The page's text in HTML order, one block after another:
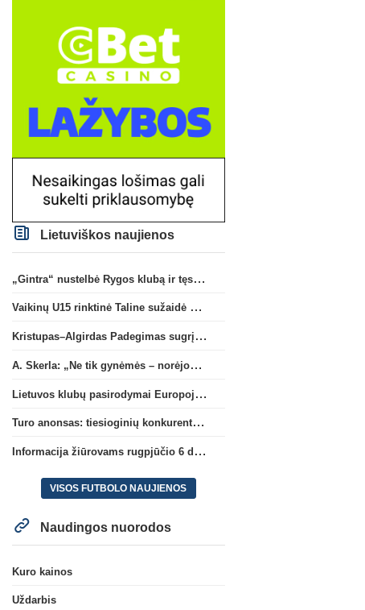
Lietuviškos naujienos
„Gintra“ nustelbė Rygos klubą ir tęs kovas UEFA Europos taurės atrankoje
Vaikinų U15 rinktinė Taline sužaidė pirmąsias kontrolines rungtynes
Kristupas–Algirdas Padegimas sugrįžta į FC „Hegelmann” B sudėtį
A. Skerla: „Ne tik gynėmės – norėjome atakuoti“
Lietuvos klubų pasirodymai Europoje: patirti pralaimėjimai Kroatijos atstovams
Turo anonsas: tiesioginių konkurentų dvikova Gargžduose
Informacija žiūrovams rugpjūčio 6 d. UEFA rungtynėms
VISOS FUTBOLO NAUJIENOS
Naudingos nuorodos
Kuro kainos
Uždarbis